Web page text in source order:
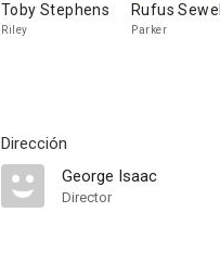
Toby Stephens
Riley
Rufus Sewell
Parker
Dirección
George Isaac
Director